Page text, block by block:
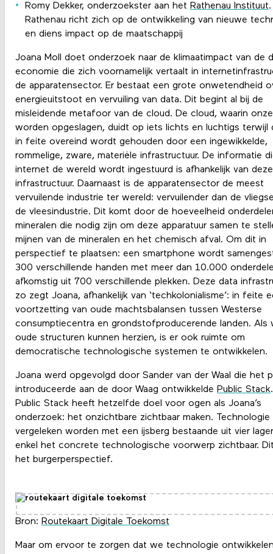
Romy Dekker, onderzoekster aan het Rathenau Instituut
Rathenau richt zich op de ontwikkeling van nieuwe
en diens impact op de maatschappij
Joana Moll doet onderzoek naar de klimaatimpact van de
economie die zich voornamelijk vertaalt in
de apparatensector. Er bestaat een grote onwetendheid
energieuitstoot en vervuiling van data. Dit begint al bij de
misleidende metafoor van de cloud. De cloud, waarin
worden opgeslagen, duidt op iets lichts en luchtigs terwijl
in feite overeind wordt gehouden door een ingewikkelde,
rommelige, zware, materiële infrastructuur. De informatie
internet de wereld wordt ingestuurd is afhankelijk van deze
infrastructuur. Daarnaast is de apparatensector de meest
vervuilende industrie ter wereld: vervuilender dan de
de vleesindustrie. Dit komt door de hoeveelheid
mineralen die nodig zijn om deze apparatuur samen te
mijnen van de mineralen en het chemisch afval. Om dit in
perspectief te plaatsen: een smartphone wordt
300 verschillende handen met meer dan 10.000
afkomstig uit 700 verschillende plekken. Deze data
zo zegt Joana, afhankelijk van ‘techkolonialisme’: in feite
voortzetting van oude machtsbalansen tussen Westerse
consumptiecentra en grondstofproducerende landen. Als
oude structuren kunnen herzien, is er ook ruimte om
democratische technologische systemen te ontwikkelen.
Joana werd opgevolgd door Sander van der Waal die het
introduceerde aan de door Waag ontwikkelde Public Stack
Public Stack heeft hetzelfde doel voor ogen als Joana’s
onderzoek: het onzichtbare zichtbaar maken. Technologie
vergeleken worden met een ijsberg bestaande uit vier
enkel het concrete technologische voorwerp zichtbaar.
het burgerperspectief.
Bron: Routekaart Digitale Toekomst
Maar om ervoor te zorgen dat we technologie